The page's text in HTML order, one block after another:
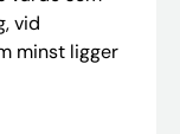
vid
minst ligger